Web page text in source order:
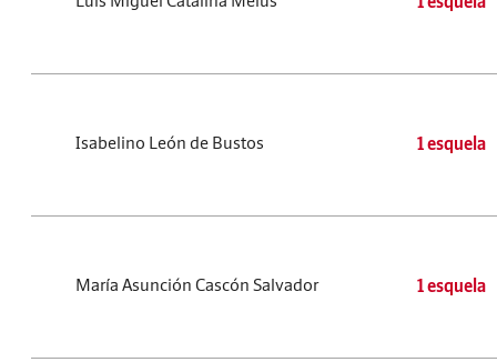
Isabelino León de Bustos 1 esquela
María Asunción Cascón Salvador 1 esquela